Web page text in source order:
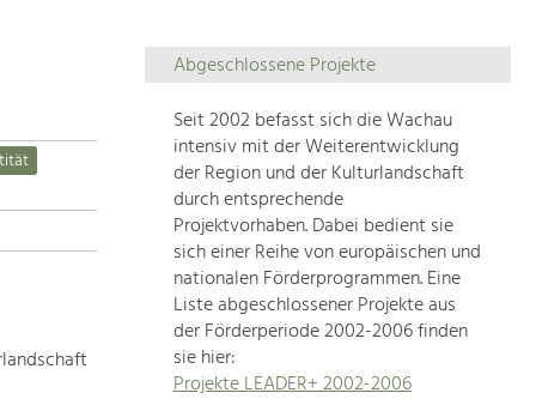
Themenübersicht
Die
Regionalentwicklung
in
unserer
Region
ist
sehr
vielfältig.
Deshalb
geben
wir
hier
Abgeschlossene Projekte
Seit 2002 befasst sich die Wachau
intensiv mit der Weiterentwicklung
der Region und der Kulturlandschaft
durch entsprechende
Projektvorhaben. Dabei bedient sie
sich einer Reihe von europäischen und
nationalen Förderprogrammen. Eine
Liste abgeschlossener Projekte aus
der Förderperiode 2002-2006 finden
sie hier:
Projekte LEADER+ 2002-2006